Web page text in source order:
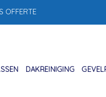
OFFERTE
DAKREINIGING